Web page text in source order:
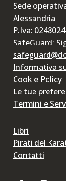
Sede
Alessandria
P.Iva:
SafeGuard:
Informativa
Cookie Policy
Le tue
Termini e
Libri
Pirati del
Contatti